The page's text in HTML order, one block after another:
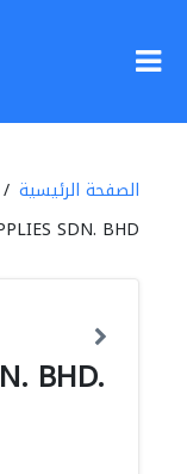
الصفحة الرئيسية
SDN. BHD.
BHD.